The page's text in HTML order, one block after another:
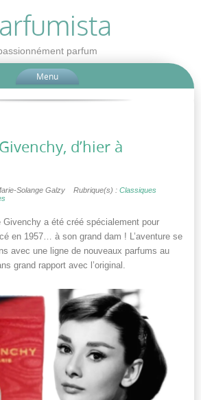
parfum
Menu
d’hier à
Solange Galzy Rubrique(s) : Classiques
Givenchy a été créé spécialement pour
en 1957… à son grand dam ! L’aventure se
avec une ligne de nouveaux parfums au
grand rapport avec l’original.